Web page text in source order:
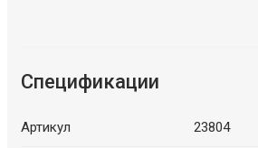
Спецификации
Артикул 23804